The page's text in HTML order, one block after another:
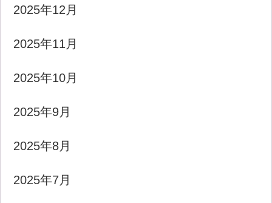
2025年12月
2025年11月
2025年10月
2025年9月
2025年8月
2025年7月